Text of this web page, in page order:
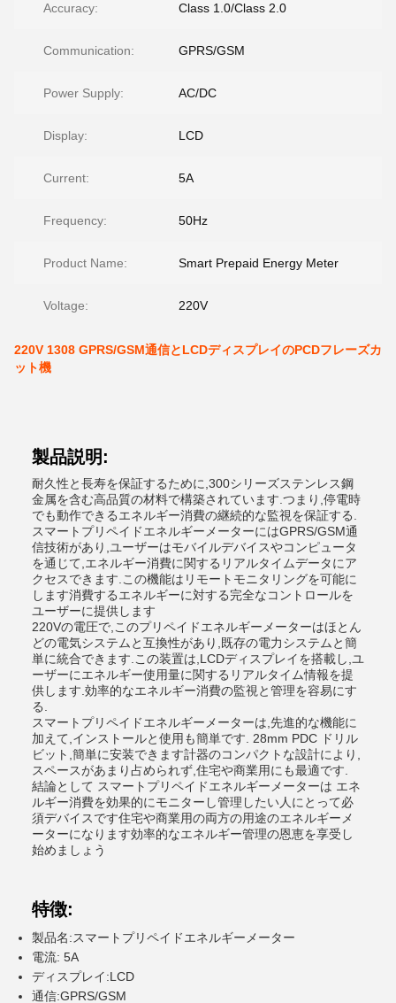
Accuracy: Class 1.0/Class 2.0
Communication: GPRS/GSM
Power Supply: AC/DC
Display: LCD
Current: 5A
Frequency: 50Hz
Product Name: Smart Prepaid Energy Meter
Voltage: 220V
220V 1308 GPRS/GSM通信とLCDディスプレイのPCDフレーズカ
ット機
製品説明:
耐久性と長寿を保証するために,300シリーズステンレス鋼
金属を含む高品質の材料で構築されています.つまり,停電時
でも動作できるエネルギー消費の継続的な監視を保証する.
スマートプリペイドエネルギーメーターにはGPRS/GSM通
信技術があり,ユーザーはモバイルデバイスやコンピュータ
を通じて,エネルギー消費に関するリアルタイムデータにア
クセスできます.この機能はリモートモニタリングを可能に
します消費するエネルギーに対する完全なコントロールを
ユーザーに提供します
220Vの電圧で,このプリペイドエネルギーメーターはほとん
どの電気システムと互換性があり,既存の電力システムと簡
単に統合できます.この装置は,LCDディスプレイを搭載し,ユ
ーザーにエネルギー使用量に関するリアルタイム情報を提
供します.効率的なエネルギー消費の監視と管理を容易にす
る.
スマートプリペイドエネルギーメーターは,先進的な機能に
加えて,インストールと使用も簡単です. 28mm PDC ドリル
ビット,簡単に安装できます計器のコンパクトな設計により,
スペースがあまり占められず,住宅や商業用にも最適です.
結論として スマートプリペイドエネルギーメーターは エネ
ルギー消費を効果的にモニターし管理したい人にとって必
須デバイスです住宅や商業用の両方の用途のエネルギーメ
ーターになります効率的なエネルギー管理の恩恵を享受し
始めましょう
特徴:
製品名:スマートプリペイドエネルギーメーター
電流: 5A
ディスプレイ:LCD
通信:GPRS/GSM